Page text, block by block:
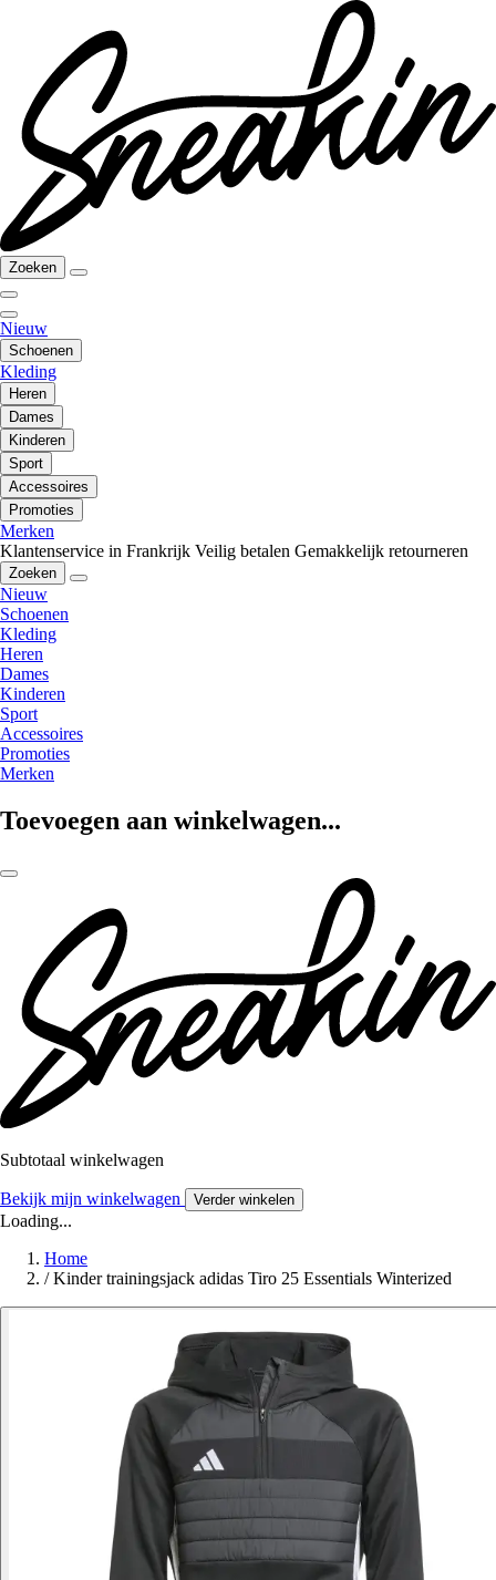
Zoeken
Nieuw
Schoenen
Kleding
Heren
Dames
Kinderen
Sport
Accessoires
Promoties
Merken
Klantenservice in Frankrijk Veilig betalen Gemakkelijk retourneren
Zoeken
Nieuw
Schoenen
Kleding
Heren
Dames
Kinderen
Sport
Accessoires
Promoties
Merken
Toevoegen aan winkelwagen...
Subtotaal winkelwagen
Bekijk mijn winkelwagen Verder winkelen
Loading...
Home
/ Kinder trainingsjack adidas Tiro 25 Essentials Winterized